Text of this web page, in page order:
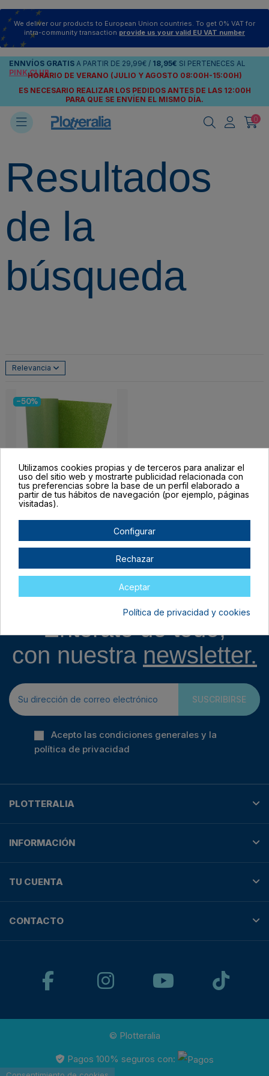
We deliver our products to European Union countries. To get 0% VAT for
intra-community transaction provide us your valid EU VAT number
ENNVÍOS GRATIS A PARTIR DE 29,99€ / 18,95€ SI PERTENECES AL
PINK CLUB
HORARIO DE VERANO (JULIO Y AGOSTO 08:00H-15:00H)
ES NECESARIO REALIZAR LOS PEDIDOS ANTES DE LAS 12:00H
PARA QUE SE ENVÍEN EL MISMO DÍA.
0
Resultados
de la
búsqueda
Relevancia
-50%
Fuera de stock
Bobina Vinilo Textil
30,00 €59,99 €
Entérate de todo,
con nuestra newsletter.
SUSCRIBIRSE
Acepto las condiciones generales y la
política de privacidad
PLOTTERALIA
INFORMACIÓN
TU CUENTA
CONTACTO
© Plotteralia
Pagos 100% seguros con:
Utilizamos cookies propias y de terceros para analizar el
uso del sitio web y mostrarte publicidad relacionada con
tus preferencias sobre la base de un perfil elaborado a
partir de tus hábitos de navegación (por ejemplo, páginas
visitadas).
Configurar
Rechazar
Aceptar
Política de privacidad y cookies